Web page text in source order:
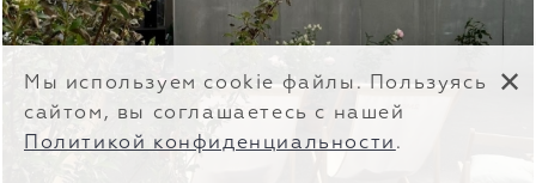
Мы используем cookie файлы. Пользуясь
сайтом, вы соглашаетесь с нашей
Политикой конфиденциальности .
✕